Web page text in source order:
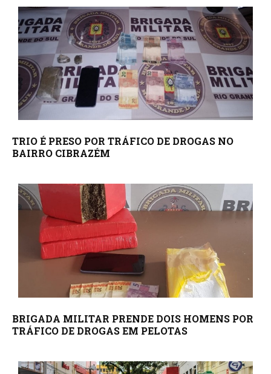
TRIO É PRESO POR TRÁFICO DE DROGAS NO
BAIRRO CIBRAZÉM
BRIGADA MILITAR PRENDE DOIS HOMENS POR
TRÁFICO DE DROGAS EM PELOTAS